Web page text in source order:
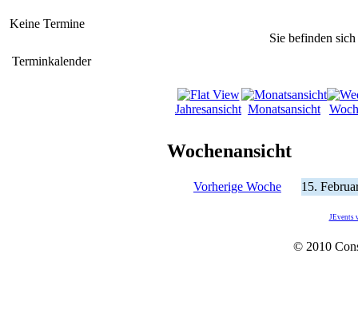
Keine Termine
Sie befinden
Terminkalender
Jahresansicht Monatsansicht
Wochenansicht
Vorherige Woche 15.
JEvents
© 2010